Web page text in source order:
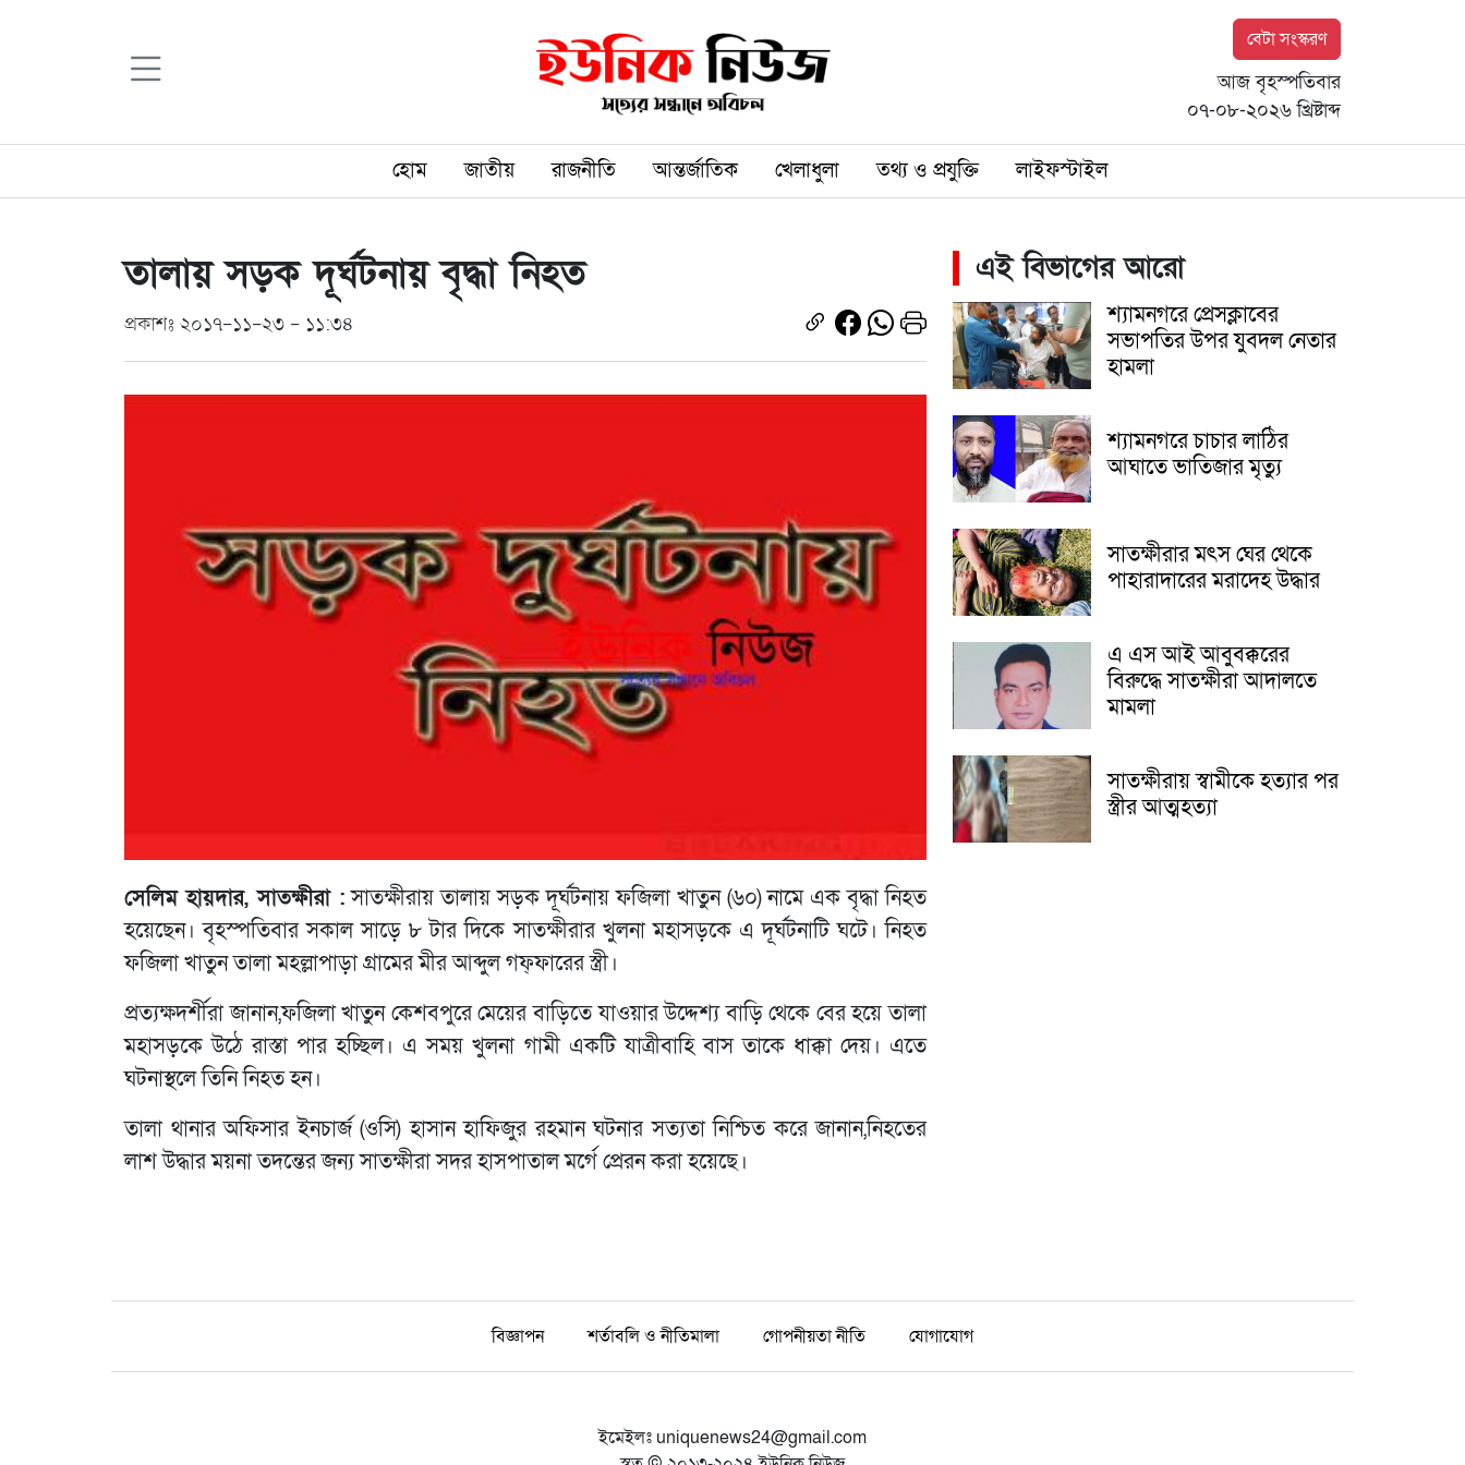
বেটা সংস্করণ
আজ বৃহস্পতিবার
০৭-০৮-২০২৬ খ্রিষ্টাব্দ
হোম জাতীয় রাজনীতি আন্তর্জাতিক খেলাধুলা তথ্য ও প্রযুক্তি লাইফস্টাইল
তালায় সড়ক দূর্ঘটনায় বৃদ্ধা নিহত
প্রকাশঃ ২০১৭-১১-২৩ - ১১:৩৪
সেলিম হায়দার, সাতক্ষীরা :সাতক্ষীরায় তালায় সড়ক দূর্ঘটনায় ফজিলা খাতুন (৬০) নামে এক বৃদ্ধা নিহত
হয়েছেন। বৃহস্পতিবার সকাল সাড়ে ৮ টার দিকে সাতক্ষীরার খুলনা মহাসড়কে এ দূর্ঘটনাটি ঘটে। নিহত
ফজিলা খাতুন তালা মহল্লাপাড়া গ্রামের মীর আব্দুল গফ্ফারের স্ত্রী।
প্রত্যক্ষদর্শীরা জানান,ফজিলা খাতুন কেশবপুরে মেয়ের বাড়িতে যাওয়ার উদ্দেশ্য বাড়ি থেকে বের হয়ে তালা
মহাসড়কে উঠে রাস্তা পার হচ্ছিল। এ সময় খুলনা গামী একটি যাত্রীবাহি বাস তাকে ধাক্কা দেয়। এতে
ঘটনাস্থলে তিনি নিহত হন।
তালা থানার অফিসার ইনচার্জ (ওসি) হাসান হাফিজুর রহমান ঘটনার সত্যতা নিশ্চিত করে জানান,নিহতের
লাশ উদ্ধার ময়না তদন্তের জন্য সাতক্ষীরা সদর হাসপাতাল মর্গে প্রেরন করা হয়েছে।
এই বিভাগের আরো
শ্যামনগরে প্রেসক্লাবের
সভাপতির উপর যুবদল নেতার
হামলা
শ্যামনগরে চাচার লাঠির
আঘাতে ভাতিজার মৃত্যু
সাতক্ষীরার মৎস ঘের থেকে
পাহারাদারের মরাদেহ উদ্ধার
এ এস আই আবুবক্করের
বিরুদ্ধে সাতক্ষীরা আদালতে
মামলা
সাতক্ষীরায় স্বামীকে হত্যার পর
স্ত্রীর আত্মহত্যা
বিজ্ঞাপন শর্তাবলি ও নীতিমালা গোপনীয়তা নীতি যোগাযোগ
ইমেইলঃ uniquenews24@gmail.com